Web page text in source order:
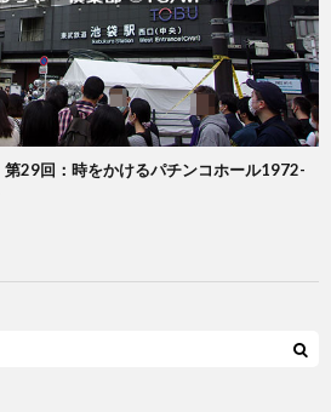
第29回：時をかけるパチンコホール1972-